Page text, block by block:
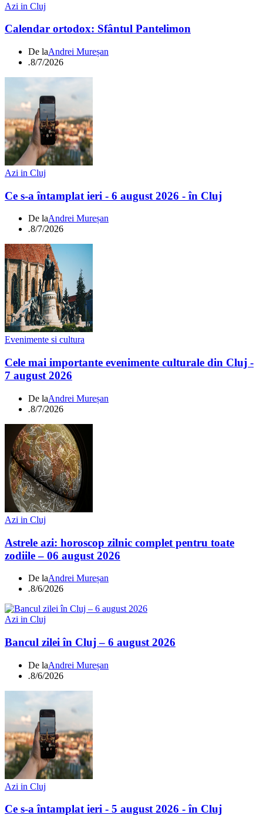
Azi in Cluj
Calendar ortodox: Sfântul Pantelimon
De laAndrei Mureșan
.8/7/2026
Azi in Cluj
Ce s-a întamplat ieri - 6 august 2026 - în Cluj
De laAndrei Mureșan
.8/7/2026
Evenimente si cultura
Cele mai importante evenimente culturale din Cluj -
7 august 2026
De laAndrei Mureșan
.8/7/2026
Azi in Cluj
Astrele azi: horoscop zilnic complet pentru toate
zodiile – 06 august 2026
De laAndrei Mureșan
.8/6/2026
Azi in Cluj
Bancul zilei în Cluj – 6 august 2026
De laAndrei Mureșan
.8/6/2026
Azi in Cluj
Ce s-a întamplat ieri - 5 august 2026 - în Cluj